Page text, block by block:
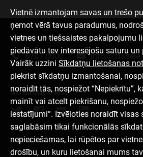
Vietnē izmantojam savas un trešo
ņemot vērā tavus paradumus,
vietnes un tiešsaistes pakalpojumu
piedāvātu tev interesējošu saturu
Vairāk uzzini Sīkdatņu lietošanas
piekrist sīkdatņu izmantošanai,
noraidīt tās, nospiežot “Nepiekrītu”,
mainīt vai atcelt piekrišanu,
iestatījumi”. Izvēloties noraidīt visas
saglabāsim tikai funkcionālās
nepieciešamas, lai rūpētos par
drošību, un kuru lietošanai mums
Sazinies ar mums
6701 0000
Mēs sociālajos tīklos
Lejupielādēt aplikāciju